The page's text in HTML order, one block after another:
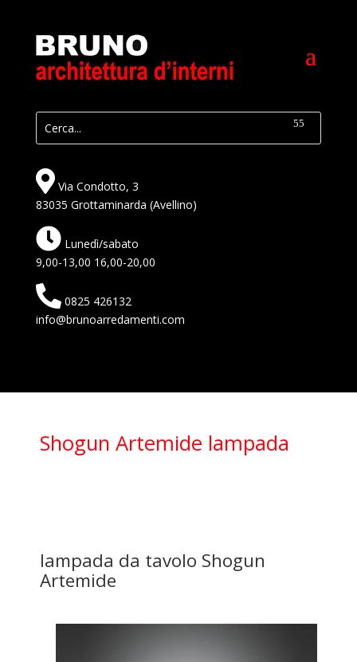
Via Condotto, 3
83035 Grottaminarda (Avellino)
Lunedì/sabato
9,00-13,00 16,00-20,00
0825 426132
info@brunoarredamenti.com
Shogun Artemide lampada
lampada da tavolo Shogun
Artemide